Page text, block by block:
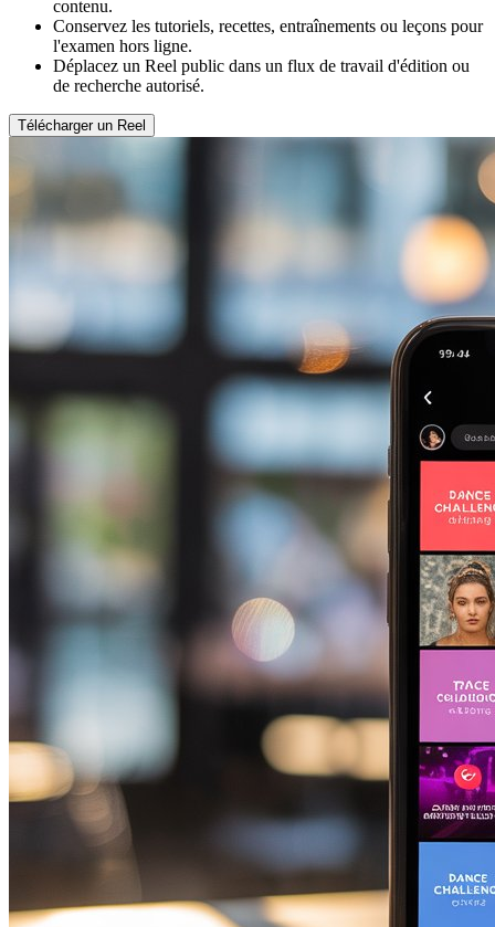
contenu.
Conservez les tutoriels, recettes, entraînements ou leçons pour
l'examen hors ligne.
Déplacez un Reel public dans un flux de travail d'édition ou
de recherche autorisé.
Télécharger un Reel